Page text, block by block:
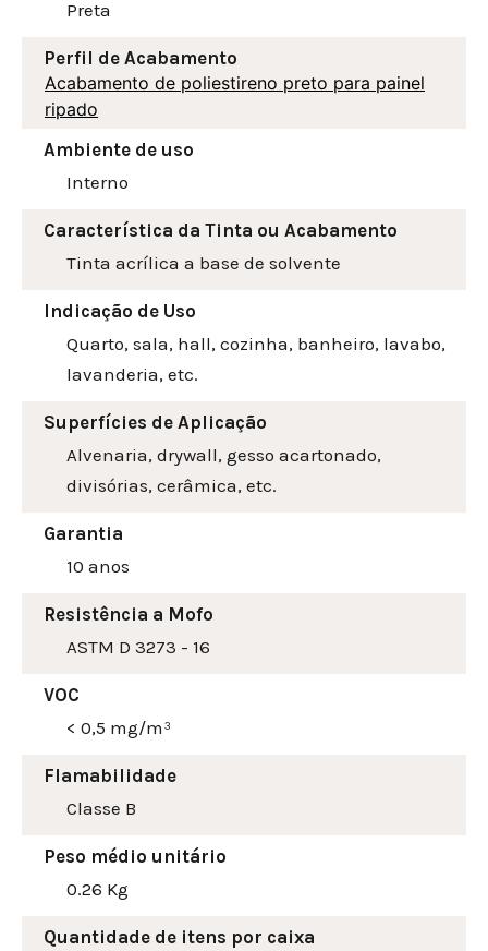
Preta
Perfil de Acabamento
Acabamento de poliestireno preto para painel
ripado
Ambiente de uso
Interno
Característica da Tinta ou Acabamento
Tinta acrílica a base de solvente
Indicação de Uso
Quarto, sala, hall, cozinha, banheiro, lavabo,
lavanderia, etc.
Superfícies de Aplicação
Alvenaria, drywall, gesso acartonado,
divisórias, cerâmica, etc.
Garantia
10 anos
Resistência a Mofo
ASTM D 3273 - 16
VOC
< 0,5 mg/m³
Flamabilidade
Classe B
Peso médio unitário
0.26 Kg
Quantidade de itens por caixa